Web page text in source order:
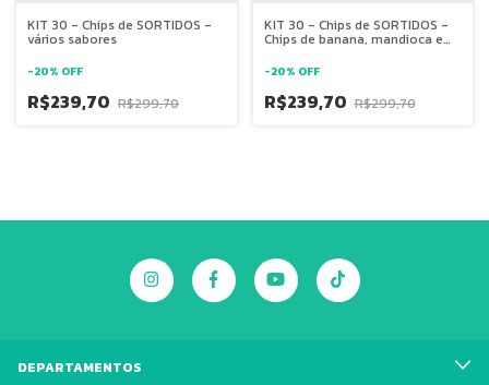
KIT 30 - Chips de SORTIDOS -
vários sabores
-20% OFF
R$239,70 R$299,70
KIT 30 - Chips de SORTIDOS -
Chips de banana, mandioca e
-20% OFF
R$239,70 R$299,70
DEPARTAMENTOS